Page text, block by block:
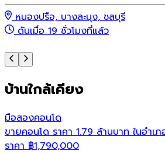
หนองปรือ, บางละมุง, ชลบุรี
ดันเมื่อ 19 ชั่วโมงที่แล้ว
บ้านใกล้เคียง
มือสองคอนโด
ขายคอนโด ราคา 1.79 ล้านบาท ในอำเภ
ราคา ฿1,790,000